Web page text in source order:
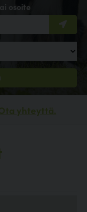
osoite
yhteyttä.